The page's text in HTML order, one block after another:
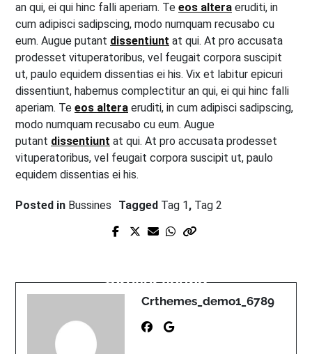
an qui, ei qui hinc falli aperiam. Te eos altera eruditi, in
cum adipisci sadipscing, modo numquam recusabo cu
eum. Augue putant dissentiunt at qui. At pro accusata
prodesset vituperatoribus, vel feugait corpora suscipit
ut, paulo equidem dissentias ei his. Vix et labitur epicuri
dissentiunt, habemus complectitur an qui, ei qui hinc falli
aperiam. Te eos altera eruditi, in cum adipisci sadipscing,
modo numquam recusabo cu eum. Augue
putant dissentiunt at qui. At pro accusata prodesset
vituperatoribus, vel feugait corpora suscipit ut, paulo
equidem dissentias ei his.
Posted in Bussines Tagged Tag 1 , Tag 2
forever young
Crthemes_demo1_6789